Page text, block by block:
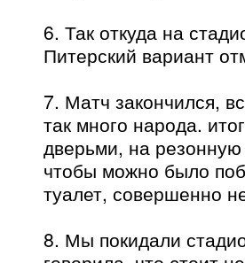
6. Так откуда на
Питерский вариант
7. Матч закончился,
так много народа.
дверьми, на
чтобы можно было
туалет, совершенно
8. Мы покидали